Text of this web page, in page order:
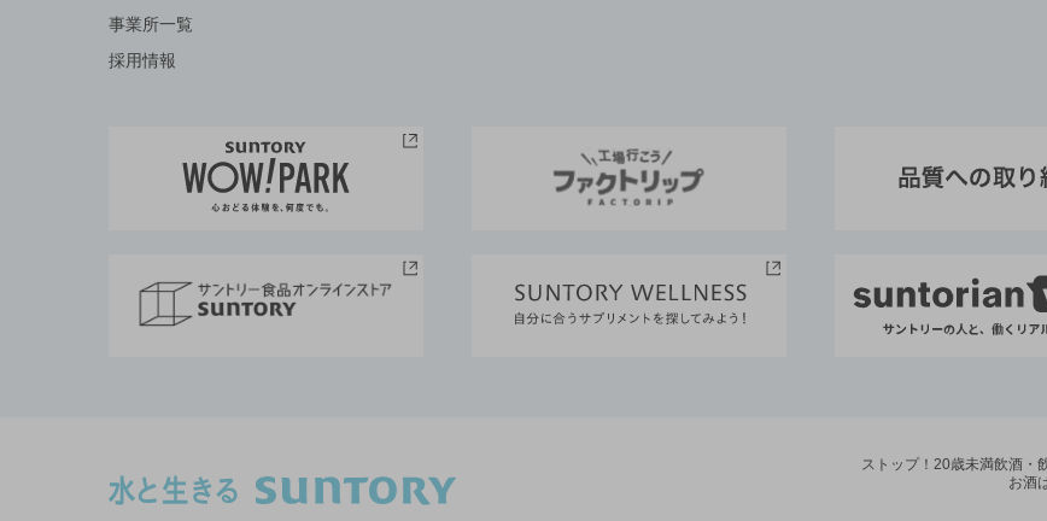
事業所一覧
採用情報
ストップ！20歳未満飲酒・
お酒